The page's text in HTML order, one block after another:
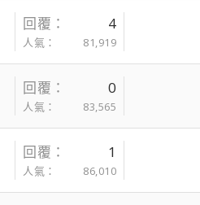
回覆 4
人氣 81,919
回覆 0
人氣 83,565
回覆 1
人氣 86,010